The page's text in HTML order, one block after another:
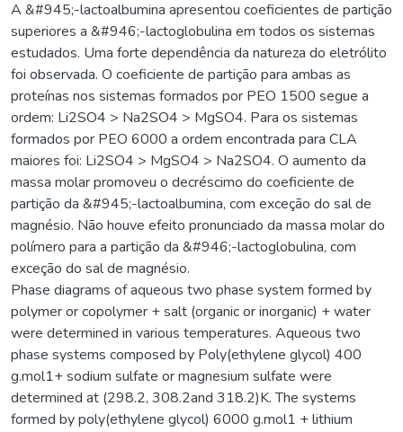
A &#945;-lactoalbumina apresentou coeficientes de partição
superiores a &#946;-lactoglobulina em todos os sistemas
estudados. Uma forte dependência da natureza do eletrólito
foi observada. O coeficiente de partição para ambas as
proteínas nos sistemas formados por PEO 1500 segue a
ordem: Li2SO4 > Na2SO4 > MgSO4. Para os sistemas
formados por PEO 6000 a ordem encontrada para CLA
maiores foi: Li2SO4 > MgSO4 > Na2SO4. O aumento da
massa molar promoveu o decréscimo do coeficiente de
partição da &#945;-lactoalbumina, com exceção do sal de
magnésio. Não houve efeito pronunciado da massa molar do
polímero para a partição da &#946;-lactoglobulina, com
exceção do sal de magnésio.
Phase diagrams of aqueous two phase system formed by
polymer or copolymer + salt (organic or inorganic) + water
were determined in various temperatures. Aqueous two
phase systems composed by Poly(ethylene glycol) 400
g.mol1+ sodium sulfate or magnesium sulfate were
determined at (298.2, 308.2and 318.2)K. The systems
formed by poly(ethylene glycol) 6000 g.mol1 + lithium